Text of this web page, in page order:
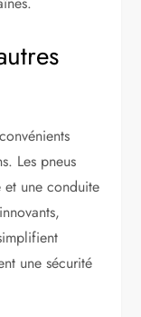
Les pneus
et une conduite
une sécurité